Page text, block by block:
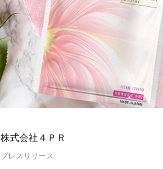
株式会社４ＰＲ
プレスリリース